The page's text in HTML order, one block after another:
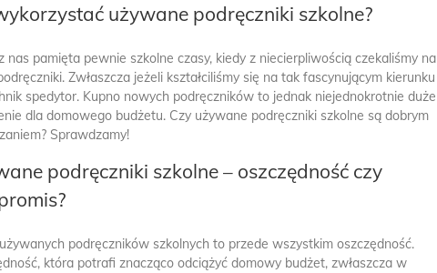
używane podręczniki szkolne?
nas pamięta pewnie szkolne czasy, kiedy z niecierpliwością czekaliśmy na
Zwłaszcza jeżeli kształciliśmy się na tak fascynującym kierunku
spedytor. Kupno nowych podręczników to jednak niejednokrotnie duże
dla domowego budżetu. Czy używane podręczniki szkolne są dobrym
Sprawdzamy!
podręczniki szkolne – oszczędność czy
podręczników szkolnych to przede wszystkim oszczędność.
która potrafi znacząco odciążyć domowy budżet, zwłaszcza w
KIM JEST DOBRY PREZENTER
RADIOWY?
JAK URZĄDZIĆ KLASĘ
SZKOLNĄ, TAK ABY
SPRZYJAŁA NAUCE?